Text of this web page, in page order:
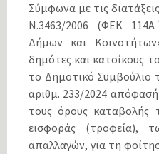
Σύμφωνα με τις
Ν.3463/2006 (ΦΕΚ
Δήμων και
δημότες και κατοίκους
το Δημοτικό Συμβούλιο
αριθμ. 233/2024
τους όρους καταβολής
εισφοράς (τροφεία),
απαλλαγών, για τη